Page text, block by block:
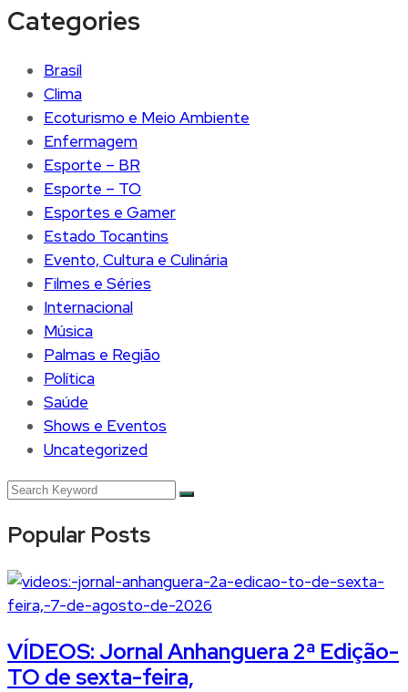
Categories
Brasíl
Clima
Ecoturismo e Meio Ambiente
Enfermagem
Esporte – BR
Esporte – TO
Esportes e Gamer
Estado Tocantins
Evento, Cultura e Culinária
Filmes e Séries
Internacional
Música
Palmas e Região
Política
Saúde
Shows e Eventos
Uncategorized
Popular Posts
VÍDEOS: Jornal Anhanguera 2ª Edição-
TO de sexta-feira,